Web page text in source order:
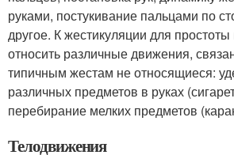
руками, постукивание пальцами по
другое. К жестикуляции для
относить различные движения,
типичным жестам не относящиеся:
различных предметов в руках
перебирание мелких предметов
Телодвижения